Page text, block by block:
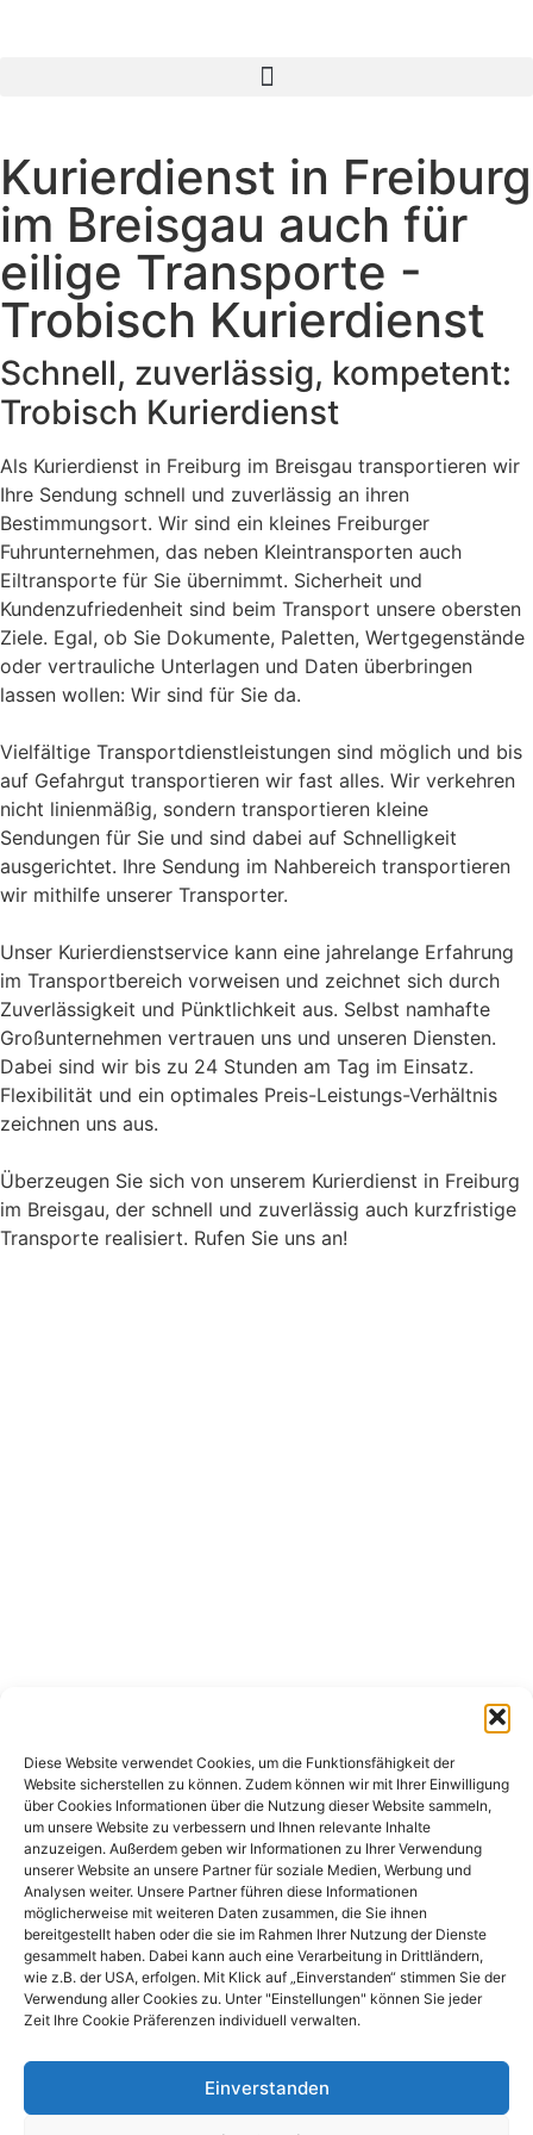
Diese Website verwendet Cookies, um die Funktionsfähigkeit der
Website sicherstellen zu können. Zudem können wir mit Ihrer Einwilligung
über Cookies Informationen über die Nutzung dieser Website sammeln,
um unsere Website zu verbessern und Ihnen relevante Inhalte
anzuzeigen. Außerdem geben wir Informationen zu Ihrer Verwendung
unserer Website an unsere Partner für soziale Medien, Werbung und
Analysen weiter. Unsere Partner führen diese Informationen
möglicherweise mit weiteren Daten zusammen, die Sie ihnen
bereitgestellt haben oder die sie im Rahmen Ihrer Nutzung der Dienste
gesammelt haben. Dabei kann auch eine Verarbeitung in Drittländern,
wie z.B. der USA, erfolgen. Mit Klick auf „Einverstanden“ stimmen Sie der
Verwendung aller Cookies zu. Unter "Einstellungen" können Sie jeder
Zeit Ihre Cookie Präferenzen individuell verwalten.
Einverstanden
Kurierdienst in Freiburg
im Breisgau auch für
eilige Transporte -
Trobisch Kurierdienst
Schnell, zuverlässig, kompetent:
Trobisch Kurierdienst
Als Kurierdienst in Freiburg im Breisgau transportieren wir
Ihre Sendung schnell und zuverlässig an ihren
Bestimmungsort. Wir sind ein kleines Freiburger
Fuhrunternehmen, das neben Kleintransporten auch
Eiltransporte für Sie übernimmt. Sicherheit und
Kundenzufriedenheit sind beim Transport unsere obersten
Ziele. Egal, ob Sie Dokumente, Paletten, Wertgegenstände
oder vertrauliche Unterlagen und Daten überbringen
lassen wollen: Wir sind für Sie da.
Vielfältige Transportdienstleistungen sind möglich und bis
auf Gefahrgut transportieren wir fast alles. Wir verkehren
nicht linienmäßig, sondern transportieren kleine
Sendungen für Sie und sind dabei auf Schnelligkeit
ausgerichtet. Ihre Sendung im Nahbereich transportieren
wir mithilfe unserer Transporter.
Unser Kurierdienstservice kann eine jahrelange Erfahrung
im Transportbereich vorweisen und zeichnet sich durch
Zuverlässigkeit und Pünktlichkeit aus. Selbst namhafte
Großunternehmen vertrauen uns und unseren Diensten.
Dabei sind wir bis zu 24 Stunden am Tag im Einsatz.
Flexibilität und ein optimales Preis-Leistungs-Verhältnis
zeichnen uns aus.
Überzeugen Sie sich von unserem Kurierdienst in Freiburg
im Breisgau, der schnell und zuverlässig auch kurzfristige
Transporte realisiert. Rufen Sie uns an!